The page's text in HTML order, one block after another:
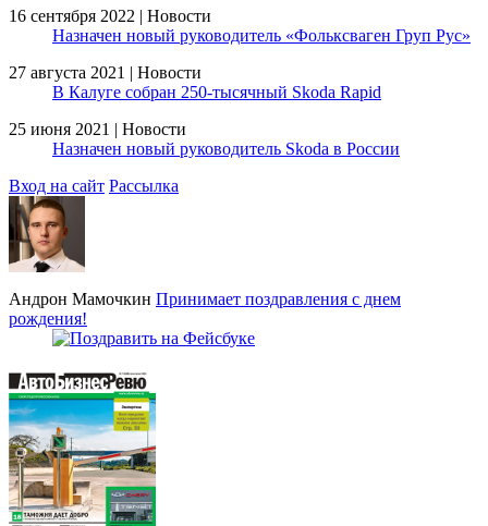
16 сентября 2022 | Новости
Назначен новый руководитель «Фольксваген Груп Рус»
27 августа 2021 | Новости
В Калуге собран 250-тысячный Skoda Rapid
25 июня 2021 | Новости
Назначен новый руководитель Skoda в России
Вход на сайт Рассылка
Андрон Мамочкин Принимает поздравления с днем
рождения!